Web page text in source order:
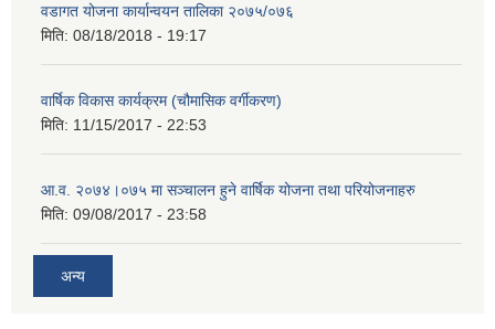
वडागत योजना कार्यान्वयन तालिका २०७५/०७६
मिति: 08/18/2018 - 19:17
वार्षिक विकास कार्यक्रम (चौमासिक वर्गीकरण)
मिति: 11/15/2017 - 22:53
आ.व. २०७४।०७५ मा सञ्चालन हुने वार्षिक योजना तथा परियोजनाहरु
मिति: 09/08/2017 - 23:58
अन्य